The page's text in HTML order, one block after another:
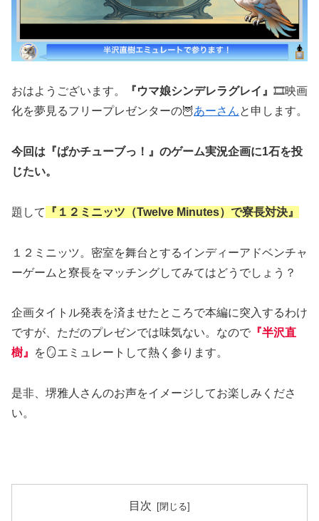
おはようございます。 『ウマ娘シンデレラグレイ』 🎞️映画
化を夢見るフリープレゼンターの🦉あーさんと申します。
今回は『ぱかチューブっ！』のゲーム実況企画に1石を投
じたい。
題して 『１２ミニッツ（Twelve Minutes）で寮長対決』
１２ミニッツ。密室を舞台とするインディーアドベンチャ
ーゲームと寮長をマッチングしてみてはどうでしょう？
企画タイトル発表を済ませたところで本編に突入するわけ
ですが、ただのプレゼンでは味気ない。なので 『半沢直
樹』
を🪞エミュレートして熱く参ります。
是非、堺雅人さんのお声をイメージしてお楽しみくださ
い。
目次